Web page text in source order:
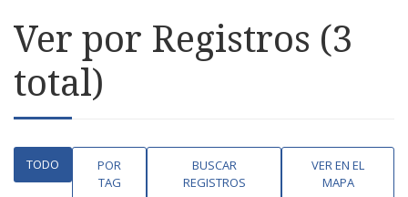
Ver por Registros (3
total)
TODO
POR
TAG
BUSCAR
REGISTROS
VER EN EL
MAPA